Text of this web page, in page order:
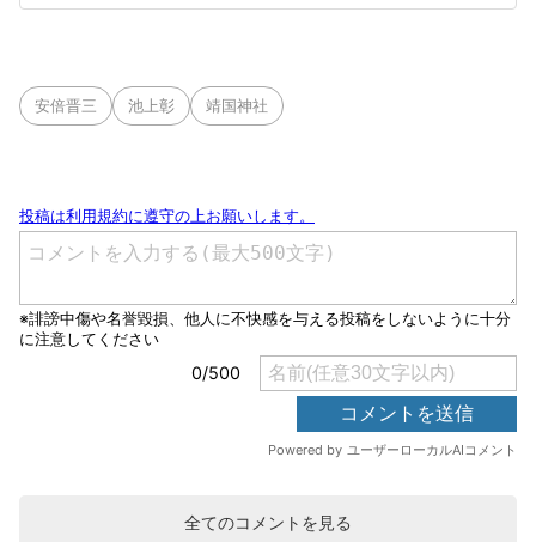
安倍晋三 池上彰 靖国神社
全てのコメントを見る